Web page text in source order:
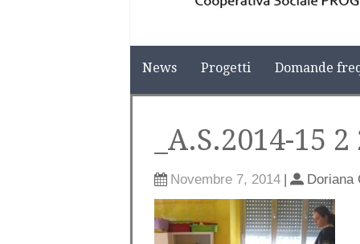
News Progetti Domande
_A.S.2014-15
Novembre 7, 2014 | Doriana